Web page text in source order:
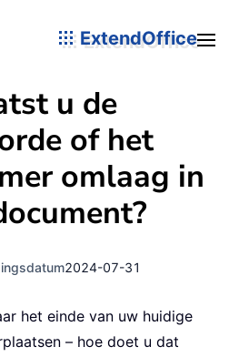
ExtendOffice
u de
of het
omlaag in
2024-07-31
het einde van uw huidige
– hoe doet u dat